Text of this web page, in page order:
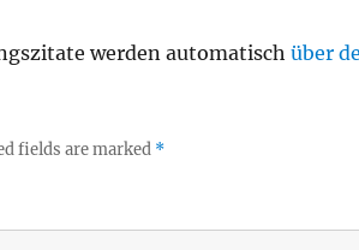
werden automatischüber
fields are marked *